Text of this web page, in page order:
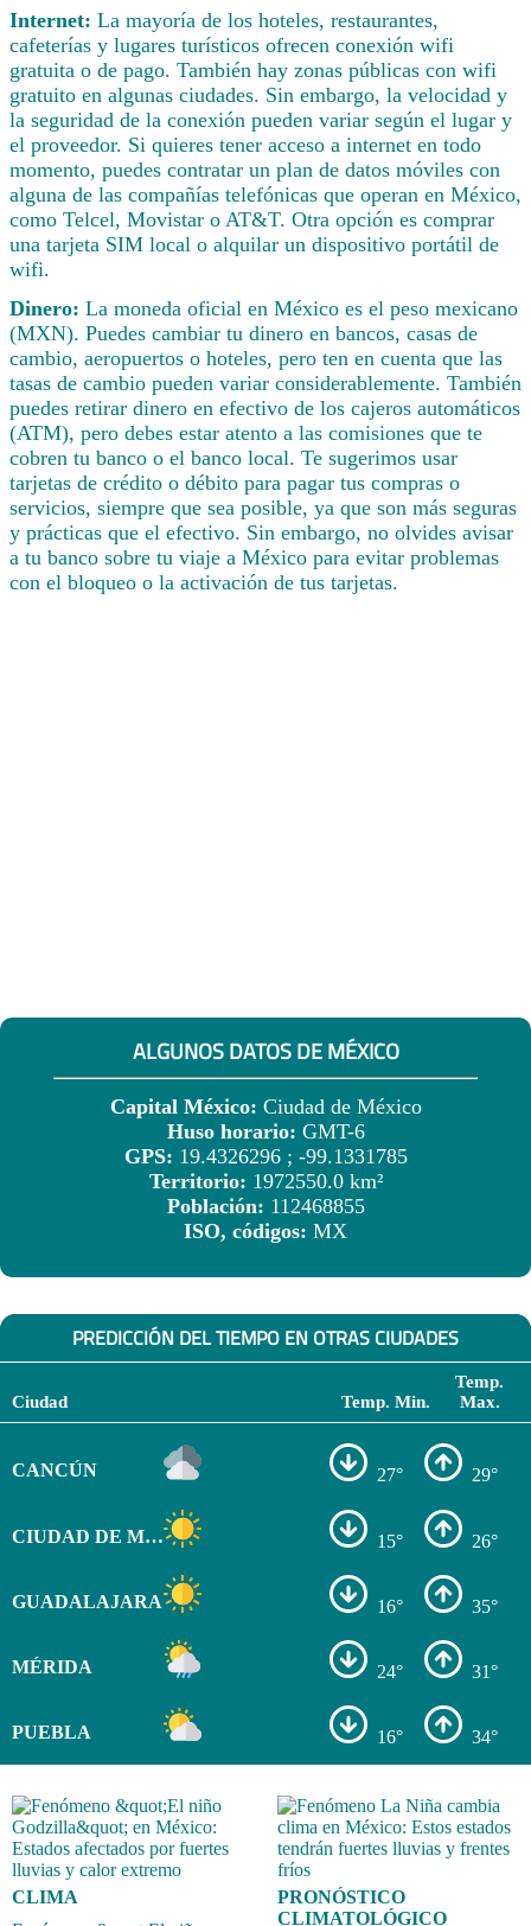
Internet: La mayoría de los hoteles, restaurantes,
cafeterías y lugares turísticos ofrecen conexión wifi
gratuita o de pago. También hay zonas públicas con wifi
gratuito en algunas ciudades. Sin embargo, la velocidad y
la seguridad de la conexión pueden variar según el lugar y
el proveedor. Si quieres tener acceso a internet en todo
momento, puedes contratar un plan de datos móviles con
alguna de las compañías telefónicas que operan en México,
como Telcel, Movistar o AT&T. Otra opción es comprar
una tarjeta SIM local o alquilar un dispositivo portátil de
wifi.
Dinero: La moneda oficial en México es el peso mexicano
(MXN). Puedes cambiar tu dinero en bancos, casas de
cambio, aeropuertos o hoteles, pero ten en cuenta que las
tasas de cambio pueden variar considerablemente. También
puedes retirar dinero en efectivo de los cajeros automáticos
(ATM), pero debes estar atento a las comisiones que te
cobren tu banco o el banco local. Te sugerimos usar
tarjetas de crédito o débito para pagar tus compras o
servicios, siempre que sea posible, ya que son más seguras
y prácticas que el efectivo. Sin embargo, no olvides avisar
a tu banco sobre tu viaje a México para evitar problemas
con el bloqueo o la activación de tus tarjetas.
ALGUNOS DATOS DE MÉXICO
Capital México: Ciudad de México
Huso horario: GMT-6
GPS: 19.4326296 ; -99.1331785
Territorio: 1972550.0 km²
Población: 112468855
ISO, códigos: MX
PREDICCIÓN DEL TIEMPO EN OTRAS CIUDADES
Ciudad Temp. Min.
Temp.
Max.
CANCÚN 27° 29°
CIUDAD DE MÉXICO 15° 26°
GUADALAJARA 16° 35°
MÉRIDA 24° 31°
PUEBLA 16° 34°
CLIMA
PRONÓSTICO
CLIMATOLÓGICO